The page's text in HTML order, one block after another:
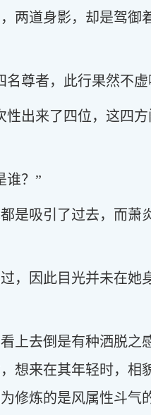
两道身影，却是驾御
尊者，此行果然不虚
出来了四位，这四
谁？”
是吸引了过去，而萧
，因此目光并未在她
上去倒是有种洒脱之
想来在其年轻时，相
修炼的是风属性斗气